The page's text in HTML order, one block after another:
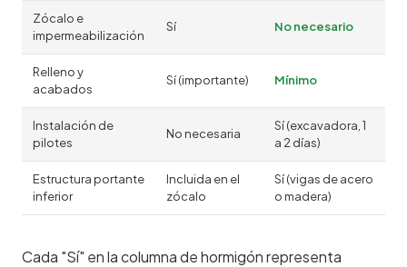
Zócalo e
impermeabilización
Sí No necesario
Relleno y
acabados
Sí (importante) Mínimo
Instalación de
pilotes
No necesaria
Sí (excavadora, 1
a 2 días)
Estructura portante
inferior
Incluida en el
zócalo
Sí (vigas de acero
o madera)
Cada "Sí" en la columna de hormigón representa